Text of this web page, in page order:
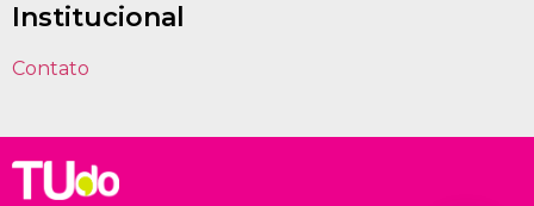
Institucional
Contato